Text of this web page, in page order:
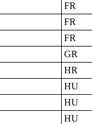
FR
FR
FR
GR
HR
HU
HU
HU